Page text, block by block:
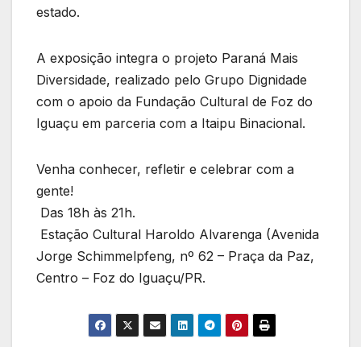
estado.
A exposição integra o projeto Paraná Mais
Diversidade, realizado pelo Grupo Dignidade
com o apoio da Fundação Cultural de Foz do
Iguaçu em parceria com a Itaipu Binacional.
Venha conhecer, refletir e celebrar com a
gente!
Das 18h às 21h.
Estação Cultural Haroldo Alvarenga (Avenida
Jorge Schimmelpfeng, nº 62 – Praça da Paz,
Centro – Foz do Iguaçu/PR.